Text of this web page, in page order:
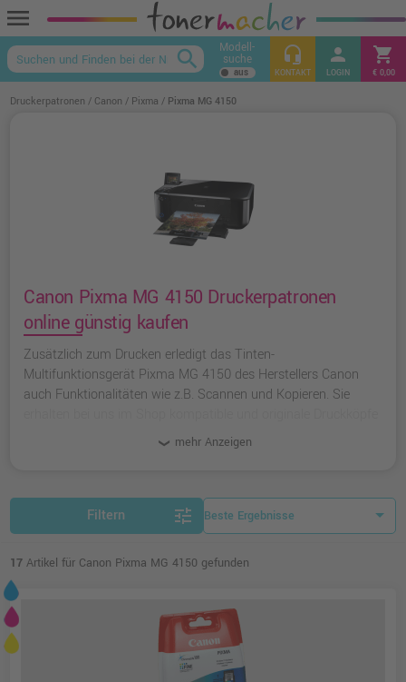
menu
keyboard_arrow_up
search Modell-
suche headset_mic
KONTAKT
person
LOGIN
shopping_cart
€ 0,00
Druckerpatronen Canon Pixma Pixma MG 4150
Canon Pixma MG 4150 Druckerpatronen
online günstig kaufen
Zusätzlich zum Drucken erledigt das Tinten-
Multifunktionsgerät Pixma MG 4150 des Herstellers Canon
auch Funktionalitäten wie z.B. Scannen und Kopieren. Sie
für den Multifunktions-Drucker.mehr Anzeigen
Filtern tune
17 Artikel für Canon Pixma MG 4150 gefunden